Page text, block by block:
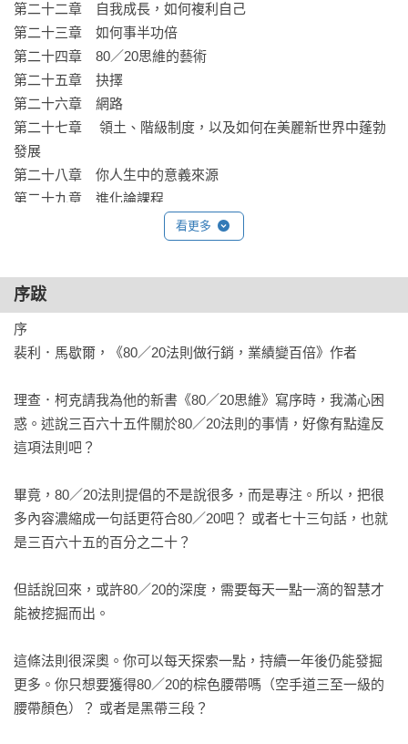
第二十二章　自我成長，如何複利自己
第二十三章　如何事半功倍
第二十四章　80／20思維的藝術
第二十五章　抉擇
第二十六章　網路
第二十七章　 領土、階級制度，以及如何在美麗新世界中蓬勃
發展
第二十八章　你人生中的意義來源
第二十九章　進化論課程
第三十章　從基因角度觀看如何賺更多錢、獲得更多樂趣
第三十一章　稱心如意和拍胸脯
第三十三章　神經可塑性、以牙還牙及正確的居住地
第三十四章　時間綠洲、思考與混亂
第三十五章　帕金森定理
第三十六章　費波那契的兔子
第三十八章　生活在小小世界中
第三十九章　選擇與創造你的樞紐
第四十章　預感
第四十二章　帕斯卡賭注及不對稱賭注
第四十三章　黑天鵝效應及歷史
看更多
序跋
序
裴利．馬歇爾，《80／20法則做行銷，業績變百倍》作者
理查．柯克請我為他的新書《80／20思維》寫序時，我滿心困
惑。述說三百六十五件關於80／20法則的事情，好像有點違反
這項法則吧？
畢竟，80／20法則提倡的不是說很多，而是專注。所以，把很
多內容濃縮成一句話更符合80／20吧？ 或者七十三句話，也就
是三百六十五的百分之二十？
但話說回來，或許80／20的深度，需要每天一點一滴的智慧才
能被挖掘而出。
這條法則很深奧。你可以每天探索一點，持續一年後仍能發掘
更多。你只想要獲得80／20的棕色腰帶嗎（空手道三至一級的
腰帶顏色）？ 或者是黑帶三段？